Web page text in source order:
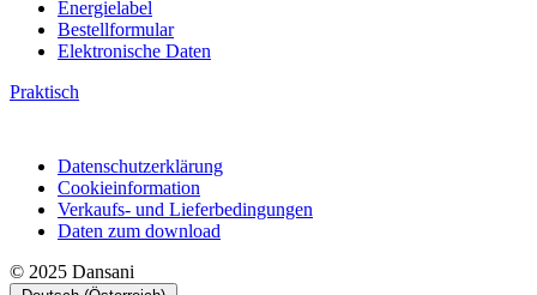
Energielabel
Bestellformular
Elektronische Daten
Praktisch
Datenschutzerklärung
Cookieinformation
Verkaufs- und Lieferbedingungen
Daten zum download
© 2025 Dansani